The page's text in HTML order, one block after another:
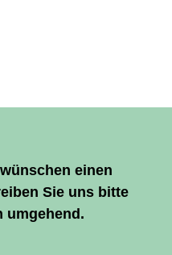
einen
Sie uns bitte
umgehend.